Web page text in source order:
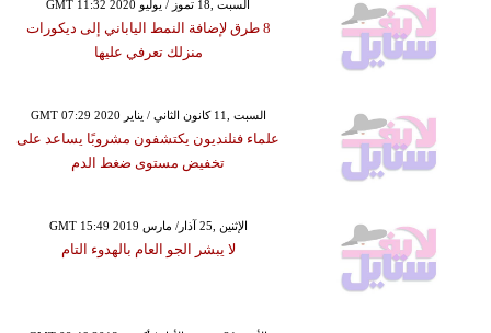
GMT 11:32 2020 السبت ,18 تموز / يوليو
8 طرق لإضافة النمط الياباني إلى ديكورات
منزلك تعرفي عليها
GMT 07:29 2020 السبت ,11 كانون الثاني / يناير
علماء فنلنديون يكتشفون مشروبًا يساعد على
تخفيض مستوى ضغط الدم
GMT 15:49 2019 الإثنين ,25 آذار/ مارس
لا يبشر الجو العام بالهدوء التام